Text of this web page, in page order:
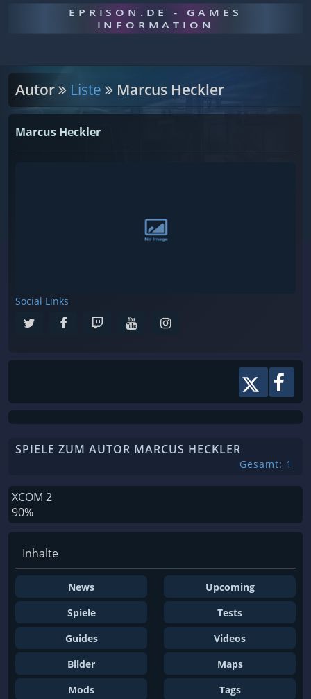
EPRISON.DE - GAMES
INFORMATION
Autor Liste Marcus Heckler
Marcus Heckler
Social Links
SPIELE ZUM AUTOR MARCUS HECKLER
Gesamt: 1
XCOM 2
90%
Inhalte
News
Upcoming
Spiele
Tests
Guides
Videos
Bilder
Maps
Mods
Tags